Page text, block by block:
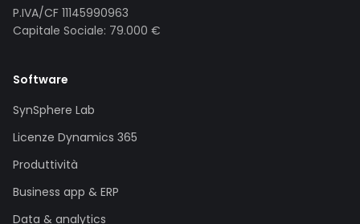
P.IVA/CF 11145990963
Capitale Sociale: 79.000 €
Software
SynSphere Lab
Licenze Dynamics 365
Produttività
Business app & ERP
Data & analytics